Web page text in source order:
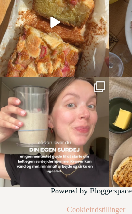
Powered byBloggerspace
Cookieindstillinger